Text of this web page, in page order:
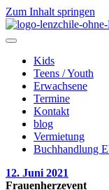
Zum Inhalt springen
Kids
Teens / Youth
Erwachsene
Termine
Kontakt
blog
Vermietung
Buchhandlung
12. Juni 2021
Frauenherzevent